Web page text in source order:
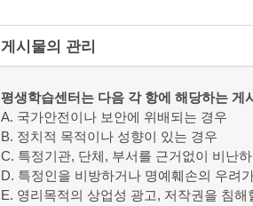
게시물의 관리
평생학습센터는 다음 각 항에 해당하는
A. 국가안전이나 보안에 위배되는 경우
B. 정치적 목적이나 성향이 있는 경우
C. 특정기관, 단체, 부서를 근거없이 비난
D. 특정인을 비방하거나 명예훼손의 우려
E. 영리목적의 상업성 광고, 저작권을 침해